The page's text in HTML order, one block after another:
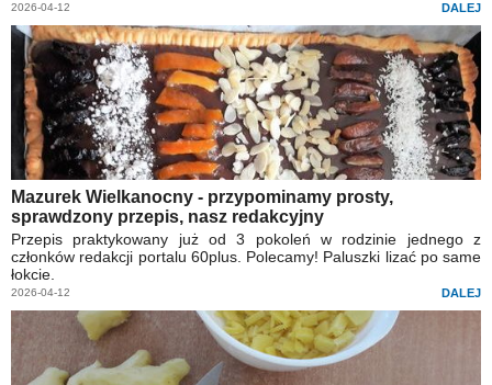
2026-04-12 DALEJ
Mazurek Wielkanocny - przypominamy prosty,
sprawdzony przepis, nasz redakcyjny
Przepis praktykowany już od 3 pokoleń w rodzinie jednego z
członków redakcji portalu 60plus. Polecamy! Paluszki lizać po same
łokcie.
2026-04-12 DALEJ